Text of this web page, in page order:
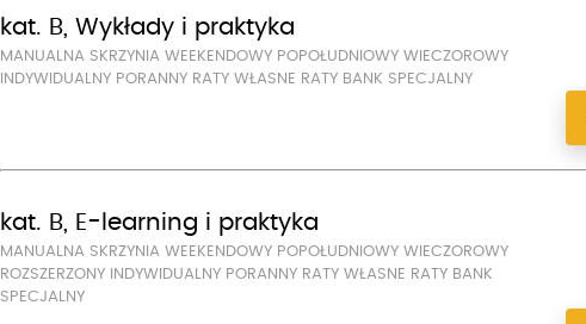
kat. B, Wykłady i praktyka
MANUALNA SKRZYNIA WEEKENDOWY POPOŁUDNIOWY WIECZOROWY
INDYWIDUALNY PORANNY RATY WŁASNE RATY BANK SPECJALNY
kat. B, E-learning i praktyka
MANUALNA SKRZYNIA WEEKENDOWY POPOŁUDNIOWY WIECZOROWY
ROZSZERZONY INDYWIDUALNY PORANNY RATY WŁASNE RATY BANK
SPECJALNY